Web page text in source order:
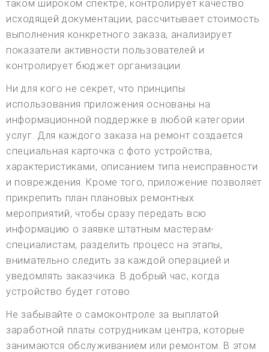
таком широком спектре, контролирует качество
исходящей документации, рассчитывает стоимость
выполнения конкретного заказа, анализирует
показатели активности пользователей и
контролирует бюджет организации.
Ни для кого не секрет, что принципы
использования приложения основаны на
информационной поддержке в любой категории
услуг. Для каждого заказа на ремонт создается
специальная карточка с фото устройства,
характеристиками, описанием типа неисправности
и повреждения. Кроме того, приложение позволяет
прикрепить план плановых ремонтных
мероприятий, чтобы сразу передать всю
информацию о заявке штатным мастерам-
специалистам, разделить процесс на этапы,
внимательно следить за каждой операцией и
уведомлять заказчика. В добрый час, когда
устройство будет готово.
Не забывайте о самоконтроле за выплатой
заработной платы сотрудникам центра, которые
занимаются обслуживанием или ремонтом. В этом